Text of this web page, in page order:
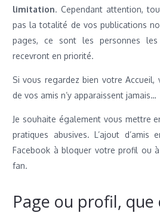
limitation. Cependant attention,
pas la totalité de vos publications
pages, ce sont les personnes
recevront en priorité.
Si vous regardez bien votre Accueil,
de vos amis n’y apparaissent jamais…
Je souhaite également vous mettre
pratiques abusives. L’ajout d’amis
Facebook à bloquer votre profil ou
fan.
Page ou profil, que